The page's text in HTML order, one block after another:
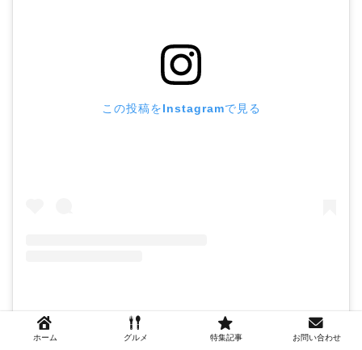
この投稿をInstagramで見る
テンテンミルミル(@nekoneko5635)がシェアした投稿
ホーム グルメ 特集記事 お問い合わせ